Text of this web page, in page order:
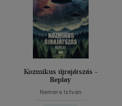
Kozmikus újrajátszás -
Replay
Nemere István